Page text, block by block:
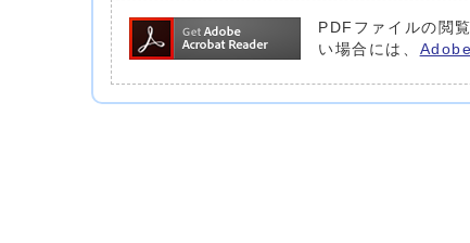
PDFファイルの閲
い場合には、